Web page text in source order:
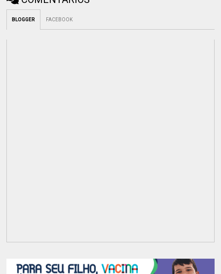
BLOGGER FACEBOOK